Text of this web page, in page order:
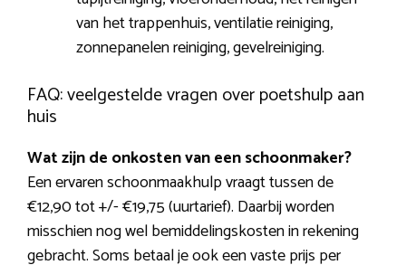
van het trappenhuis, ventilatie reiniging,
zonnepanelen reiniging, gevelreiniging.
FAQ: veelgestelde vragen over poetshulp aan
huis
Wat zijn de onkosten van een schoonmaker?
Een ervaren schoonmaakhulp vraagt tussen de
€12,90 tot +/- €19,75 (uurtarief). Daarbij worden
misschien nog wel bemiddelingskosten in rekening
gebracht. Soms betaal je ook een vaste prijs per